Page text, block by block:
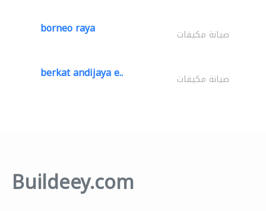
borneo raya صيانة مكيفات
berkat andijaya e.. صيانة مكيفات
Buildeey.com